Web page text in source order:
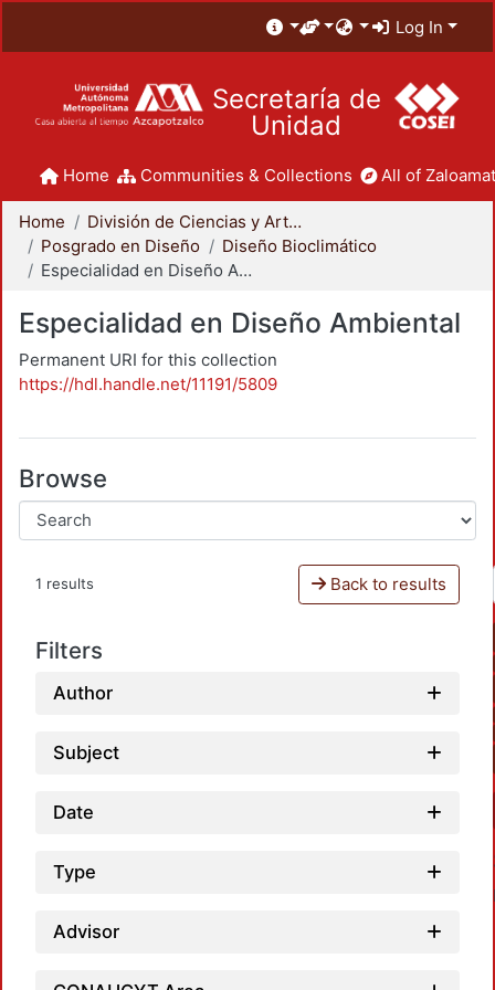
Log In
Secretaría de
Unidad
Home Communities & Collections All of
Home
División de Ciencias y Artes para el Diseño
Posgrado en Diseño
Diseño Bioclimático
Especialidad en Diseño Ambiental
Especialidad en Diseño Ambiental
Permanent URI for this collection
https://hdl.handle.net/11191/5809
Browse
1 results Back to results
Filters
Author
Subject
Date
Type
Advisor